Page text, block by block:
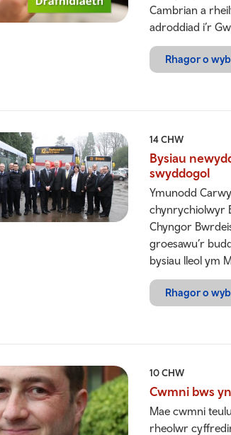
Cambrian a
adroddiad i’r
Rhagor o
14 CHW
Bysiau
swyddogol
Ymunodd
chynrychiolwyr
Chyngor
groesawu’r
bysiau lleol ym
Rhagor o
10 CHW
Cwmni bws
Mae cwmni
rheolwr